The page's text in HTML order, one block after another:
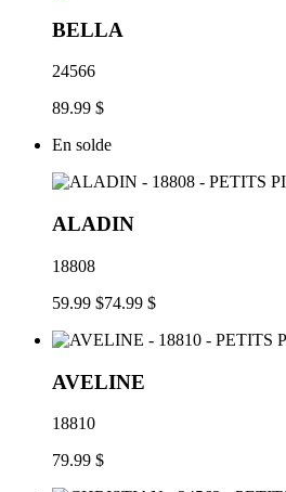
BELLA
24566
89.99 $
En solde
ALADIN
18808
59.99 $74.99 $
AVELINE
18810
79.99 $